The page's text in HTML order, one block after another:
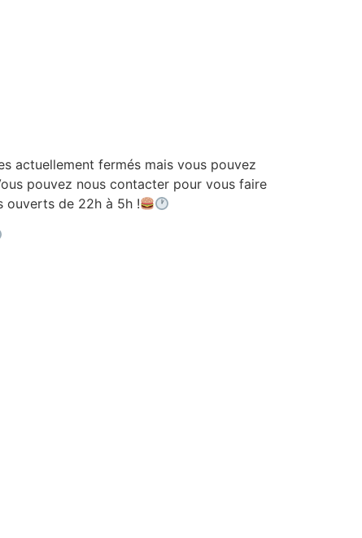
actuellement fermés mais vous pouvez
pouvez nous contacter pour vous faire
ouverts de 22h à 5h !